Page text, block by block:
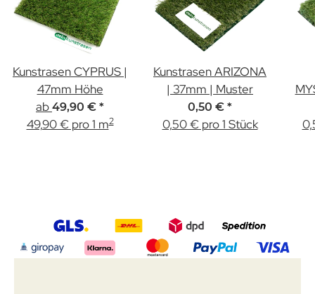
Kunstrasen CYPRUS |
47mm Höhe
ab 49,90 € *
49,90 € pro 1 m2
Kunstrasen ARIZONA
| 37mm | Muster
0,50 € *
0,50 € pro 1 Stück